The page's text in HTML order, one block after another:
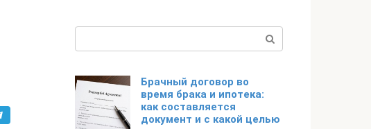
Брачный договор во
время брака и ипотека:
как составляется
документ и с какой целью